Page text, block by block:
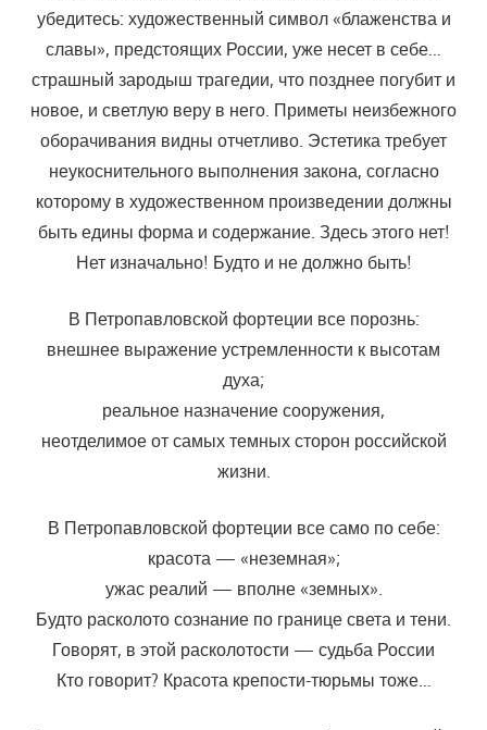
убедитесь: художественный символ «блаженства и
славы», предстоящих России, уже несет в себе…
страшный зародыш трагедии, что позднее погубит и
новое, и светлую веру в него. Приметы неизбежного
оборачивания видны отчетливо. Эстетика требует
неукоснительного выполнения закона, согласно
которому в художественном произведении должны
быть едины форма и содержание. Здесь этого нет!
Нет изначально! Будто и не должно быть!
В Петропавловской фортеции все порознь:
внешнее выражение устремленности к высотам
духа;
реальное назначение сооружения,
неотделимое от самых темных сторон российской
жизни.
В Петропавловской фортеции все само по себе:
красота — «неземная»;
ужас реалий — вполне «земных».
Будто расколото сознание по границе света и тени.
Говорят, в этой расколотости — судьба России
Кто говорит? Красота крепости-тюрьмы тоже…